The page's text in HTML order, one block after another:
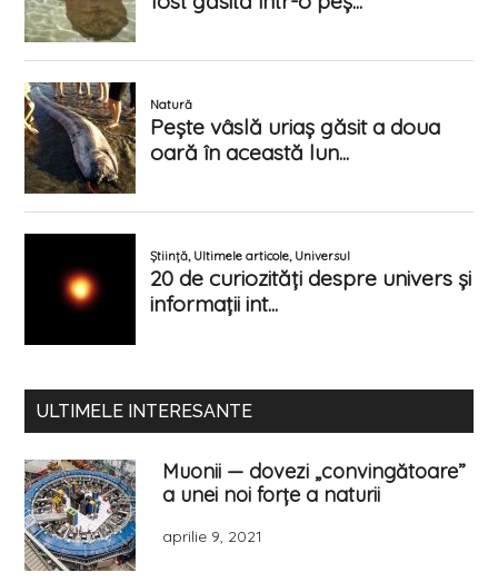
ULTIMELE INTERESANTE
Muonii — dovezi „convingătoare”
a unei noi forțe a naturii
aprilie 9, 2021